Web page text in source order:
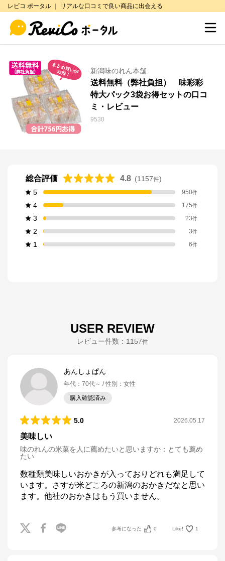
レビコ ポータル ｜ リアルな口コミで良い商品に出会える
新潟味のれん本舗
送料無料（弊社負担） 味彩彩
特大パック3袋お得セットの口コ
ミ・レビュー
9530
総合評価 4.8 (1157件)
5
950件
4 175件
3 23件
2 3件
1 6件
USER REVIEW
レビュー件数： 1157件
あんしょぱん
年代 ： 70代～ 性別 ： 女性
購入確認済み
5.0 2026.05.17
美味しい
味のれんの米菓を人に薦めたいと思いますか ： とても薦め
たい
数種類美味しいおかきが入っておりどれも満足して
います。さすが米どころの新潟のおかきだなと思い
ます。他社のおかきはもう買いません。
参考になった 0 Like! 1